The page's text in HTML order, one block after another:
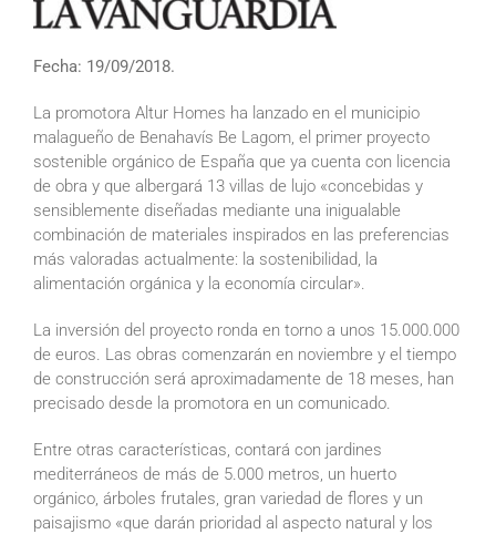
Fecha: 19/09/2018.
La promotora Altur Homes ha lanzado en el municipio
malagueño de Benahavís Be Lagom, el primer proyecto
sostenible orgánico de España que ya cuenta con licencia
de obra y que albergará 13 villas de lujo «concebidas y
sensiblemente diseñadas mediante una inigualable
combinación de materiales inspirados en las preferencias
más valoradas actualmente: la sostenibilidad, la
alimentación orgánica y la economía circular».
La inversión del proyecto ronda en torno a unos 15.000.000
de euros. Las obras comenzarán en noviembre y el tiempo
de construcción será aproximadamente de 18 meses, han
precisado desde la promotora en un comunicado.
Entre otras características, contará con jardines
mediterráneos de más de 5.000 metros, un huerto
orgánico, árboles frutales, gran variedad de flores y un
paisajismo «que darán prioridad al aspecto natural y los